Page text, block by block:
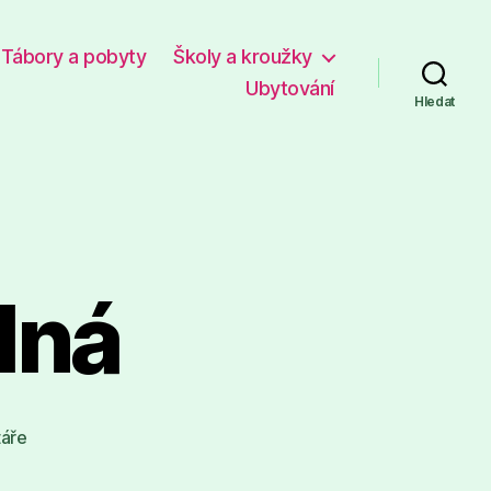
Tábory a pobyty
Školy a kroužky
Ubytování
Hledat
u